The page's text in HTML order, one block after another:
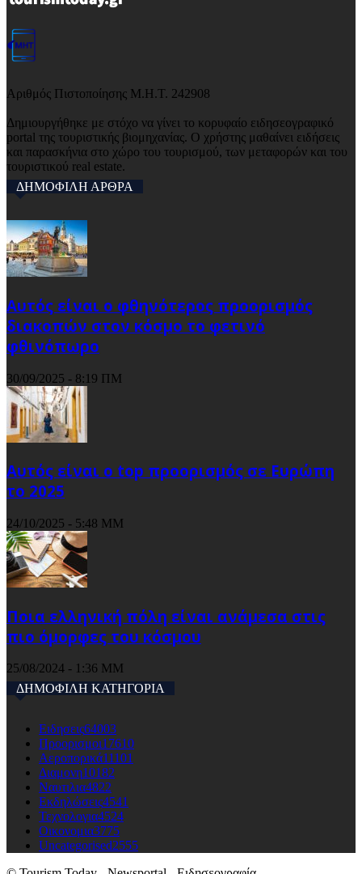
Αριθμός Πιστοποίησης Μ.Η.Τ. 242908
Δημιουργήθηκε με στόχο να γίνει το κορυφαίο ειδησεογραφικό
portal της τουριστικής βιομηχανίας. Ο χρήστης μαθαίνει ειδήσεις
και παρασκήνια στο χώρο του τουρισμού, των μεταφορών και του
τουριστικού real estate.
ΔΗΜΟΦΙΛΗ ΑΡΘΡΑ
Αυτός είναι ο φθηνότερος προορισμός
διακοπών στον κόσμο το φετινό
φθινόπωρο
30/09/2025 - 8:19 ΠΜ
Αυτός είναι ο top προορισμός σε Ευρώπη
το 2025
24/10/2025 - 5:48 ΜΜ
Ποια ελληνική πόλη είναι ανάμεσα στις
πιο όμορφες του κόσμου
25/08/2024 - 1:36 ΜΜ
ΔΗΜΟΦΙΛΗ ΚΑΤΗΓΟΡΙΑ
Ειδησεις64003
Προορισμοι17610
Αεροπορικά11101
Διαμονη10182
Ναυτιλια4822
Εκδηλώσεις4541
Τεχνολογια4524
Οικονομια3775
Uncategorised2555